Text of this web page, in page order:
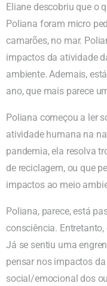
Eliane descobriu que o
Poliana foram micro
camarões, no mar.
impactos da atividade
ambiente. Ademais,
ano, que mais parece
Poliana começou a ler
atividade humana na
pandemia, ela resolva
de reciclagem, ou que
impactos ao meio
Poliana, parece, está
consciência.
Já se sentiu uma
pensar nos impactos
social/emocional dos